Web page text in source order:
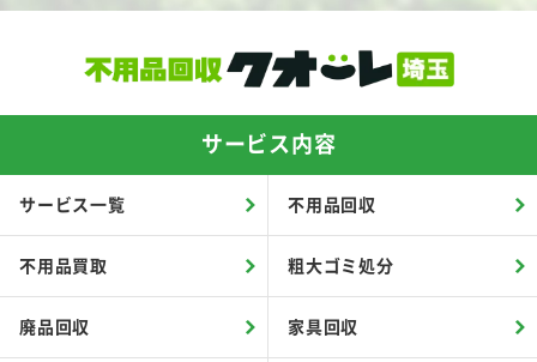
サービス内容
サービス一覧 不用品回収
不用品買取 粗大ゴミ処分
廃品回収 家具回収